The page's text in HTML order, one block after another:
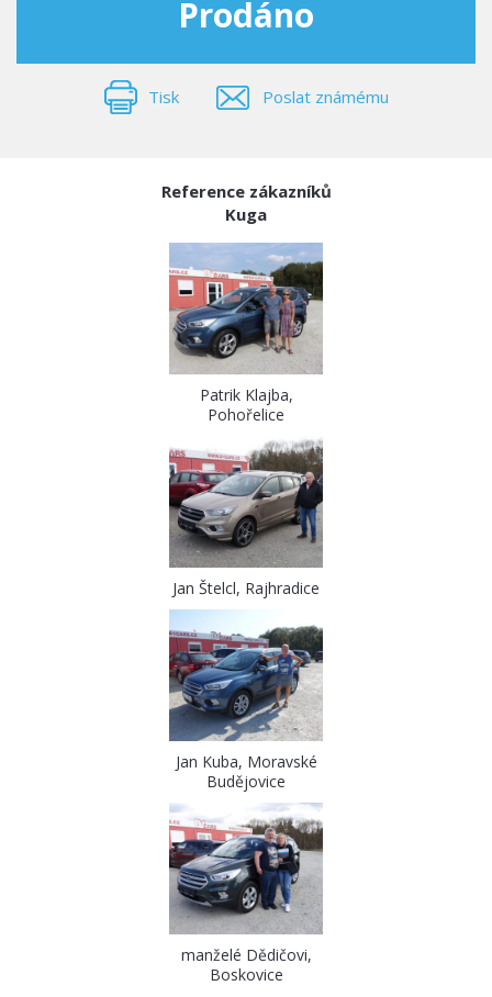
Prodáno
Tisk Poslat známému
Reference zákazníků
Kuga
Patrik Klajba,
Pohořelice
Jan Štelcl, Rajhradice
Jan Kuba, Moravské
Budějovice
manželé Dědičovi,
Boskovice